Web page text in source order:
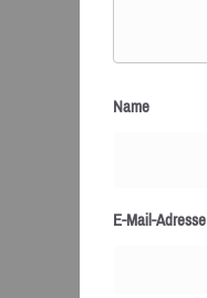
Name
E-Mail-Adresse